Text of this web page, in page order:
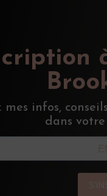
mes infos,
dans